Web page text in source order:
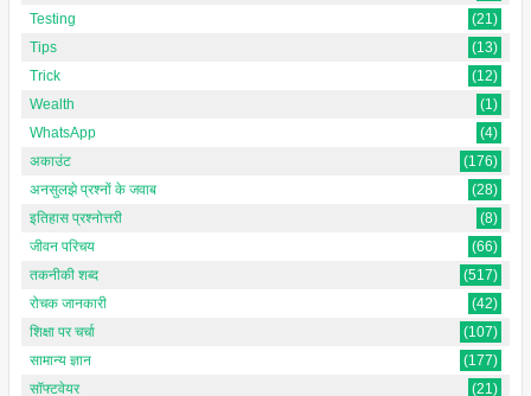
Testing
(21)
Tips
(13)
Trick
(12)
Wealth
(1)
WhatsApp
(4)
अकाउंट
(176)
अनसुलझे प्रश्नों के जवाब
(28)
इतिहास प्रश्नोत्तरी
(8)
जीवन परिचय
(66)
तकनीकी शब्द
(517)
रोचक जानकारी
(42)
शिक्षा पर चर्चा
(107)
सामान्य ज्ञान
(177)
सॉफ्टवेयर
(21)